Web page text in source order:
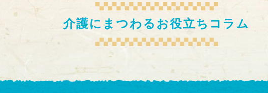
介護にまつわるお役立ちコラム